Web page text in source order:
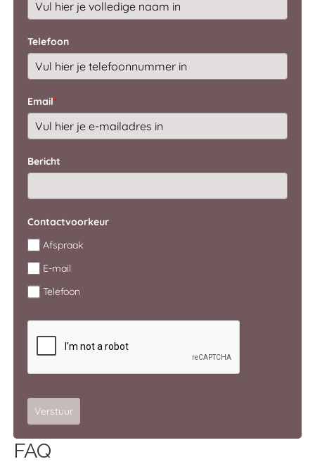
Telefoon
Email*
Bericht
Contactvoorkeur
Afspraak
E-mail
Telefoon
Verstuur
FAQ